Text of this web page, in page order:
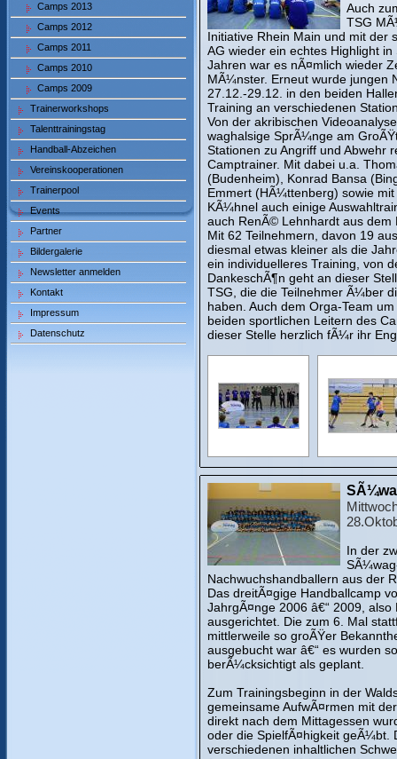
Camps 2013
Camps 2012
Camps 2011
Camps 2010
Camps 2009
Trainerworkshops
Talenttrainingstag
Handball-Abzeichen
Vereinskooperationen
Trainerpool
Events
Partner
Bildergalerie
Newsletter anmelden
Kontakt
Impressum
Datenschutz
Auch
TSG
Initiative Rhein Main und mit
AG wieder ein echtes Highlight
Jahren war es nÃ¤mlich wieder
MÃ¼nster. Erneut wurde jungen
27.12.-29.12. in den beiden
Training an verschiedenen
Von der akribischen
waghalsige SprÃ¼nge am
Stationen zu Angriff und Abwehr
Camptrainer. Mit dabei u.a.
(Budenheim), Konrad Bansa
Emmert (HÃ¼ttenberg) sowie
KÃ¼hnel auch einige
auch RenÃ© Lehnhardt aus dem
Mit 62 Teilnehmern, davon 19
diesmal etwas kleiner als die
ein individuelleres Training, von
DankeschÃ¶n geht an dieser
TSG, die die Teilnehmer Ã¼ber
haben. Auch dem Orga-Team
beiden sportlichen Leitern des
dieser Stelle herzlich fÃ¼r ihr
In der
Nachwuchshandballern aus der
Das dreitÃ¤gige Handballcamp
JahrgÃ¤nge 2006 â€“ 2009,
ausgerichtet. Die zum 6. Mal
mittlerweile so groÃŸer
ausgebucht war â€“ es wurden
berÃ¼cksichtigt als geplant.
Zum Trainingsbeginn in der
gemeinsame AufwÃ¤rmen mit
direkt nach dem Mittagessen
oder die SpielfÃ¤higkeit geÃ¼bt.
verschiedenen inhaltlichen